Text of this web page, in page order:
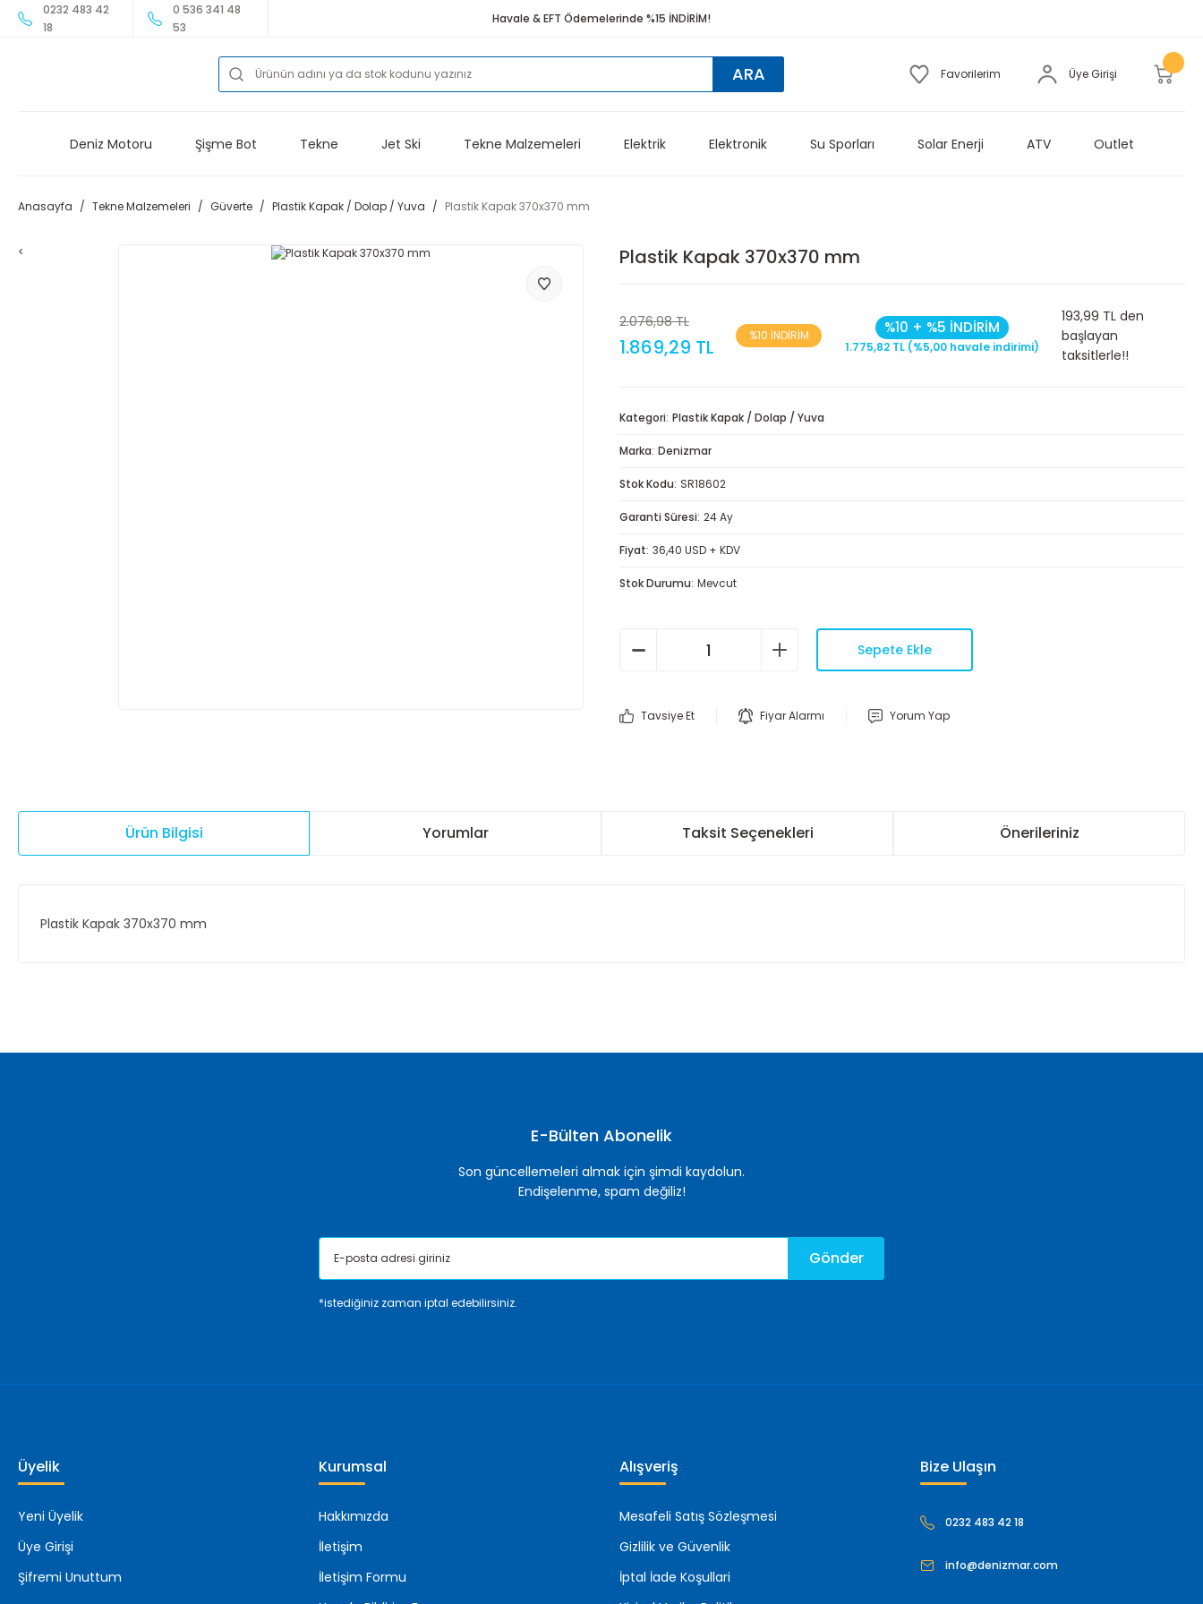
0232 483 42
18
0 536 341 48
53
Havale & EFT Ödemelerinde %15 İNDİRİM!
ARA Favorilerim Üye Girişi
Deniz Motoru Şişme Bot Tekne Jet Ski Tekne Malzemeleri Elektrik Elektronik Su Sporları Solar Enerji ATV Outlet
Anasayfa Tekne Malzemeleri Güverte Plastik Kapak / Dolap / Yuva Plastik Kapak 370x370 mm
< Plastik Kapak 370x370 mm
2.076,98 TL
1.869,29 TL %10 İNDİRİM %10 + %5 İNDİRİM
1.775,82 TL (%5,00 havale indirimi)
193,99 TL den
başlayan
taksitlerle!!
Kategori Plastik Kapak / Dolap / Yuva
Marka Denizmar
Stok Kodu SR18602
Garanti Süresi 24 Ay
Fiyat 36,40 USD + KDV
Stok Durumu Mevcut
Sepete Ekle
Tavsiye Et Fiyar Alarmı Yorum Yap
Ürün Bilgisi Yorumlar Taksit Seçenekleri Önerileriniz
Plastik Kapak 370x370 mm
E-Bülten Abonelik
Son güncellemeleri almak için şimdi kaydolun.
Endişelenme, spam değiliz!
Gönder
*istediğiniz zaman iptal edebilirsiniz.
Üyelik
Yeni Üyelik
Üye Girişi
Şifremi Unuttum
Kurumsal
Hakkımızda
İletişim
İletişim Formu
Alışveriş
Mesafeli Satış Sözleşmesi
Gizlilik ve Güvenlik
İptal İade Koşullari
Bize Ulaşın
0232 483 42 18
info@denizmar.com